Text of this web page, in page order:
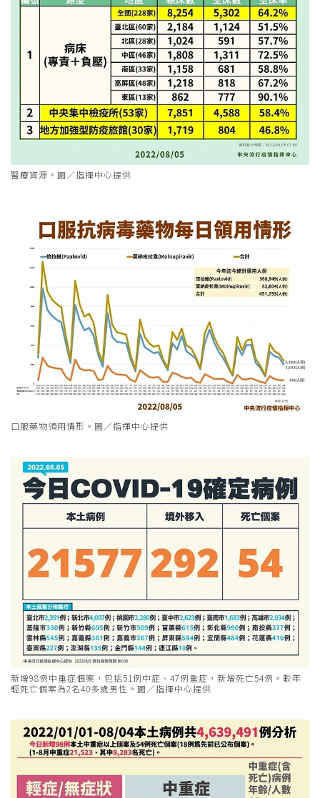
醫療資源。圖／指揮中心提供
口服藥物領用情形。圖／指揮中心提供
新增98例中重症個案，包括51例中症、47例重症，新增死亡54例。較年
輕死亡個案為2名40多歲男性。圖／指揮中心提供